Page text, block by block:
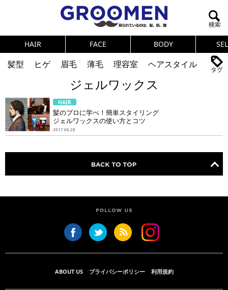
HAIR FACE BODY
髪型 ヒゲ 眉毛 薄毛 理容室
ヘアスタイル
体臭 ニオイ
連載
メンズコスメ
NEWS PICK UP 筋肉
テストステロン
健康
スキンケア 食事
調査結果
トレーニング
好印象な男
頭皮ケア
ダイエット
理容室
ジェルワックス
HAIR
髪のプロに学べ！簡単スタイリング
ジェルワックスの使い方とコツ
2017.06.28
ABOUT US プライバシーポリシー 利用規約